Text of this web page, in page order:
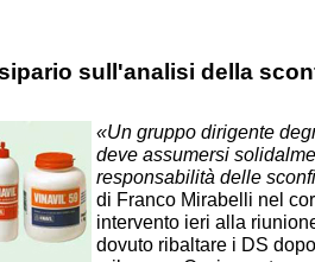
sull'analisi della
«Un gruppo dirigente
deve assumersi
responsabilità delle
di Franco Mirabelli nel
intervento ieri alla
dovuto ribaltare i DS